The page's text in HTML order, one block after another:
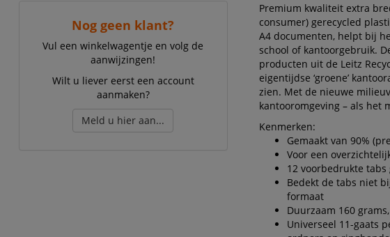
Nog geen klant?
Vul een winkelwagentje en volg de
aanwijzingen!
Wilt u liever eerst een account
aanmaken?
Meld u hier aan...
Premium kwaliteit extra
consumer) gerecycled
A4 documenten, helpt bij
school of kantoorgebruik.
producten uit de Leitz
eigentijdse ‘groene’
zien. Met de nieuwe
kantooromgeving – als het
Kenmerken:
Gemaakt van 90%
Voor een
12 voorbedrukte
Bedekt de tabs niet
formaat
Duurzaam 160
Universeel 11-gaats